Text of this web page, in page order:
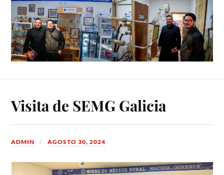
Visita de SEMG Galicia
ADMIN AGOSTO 30, 2024